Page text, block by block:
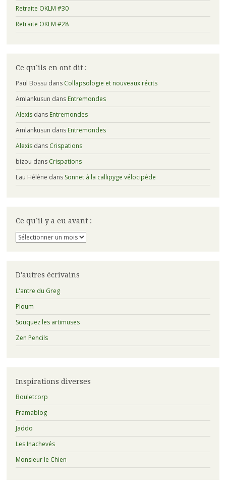
Retraite OKLM #30
Retraite OKLM #28
Ce qu’ils en ont dit :
Paul Bossu dans Collapsologie et nouveaux récits
Amlankusun dans Entremondes
Alexisdans Entremondes
Amlankusun dans Entremondes
Alexisdans Crispations
bizou dans Crispations
Lau Hélène dans Sonnet à la callipyge vélocipède
Ce qu’il y a eu avant :
Ce
qu’il
eu
:
D'autres écrivains
L'antre du Greg
Ploum
Souquez les artimuses
Zen Pencils
Inspirations diverses
Bouletcorp
Framablog
Jaddo
Les Inachevés
Monsieur le Chien